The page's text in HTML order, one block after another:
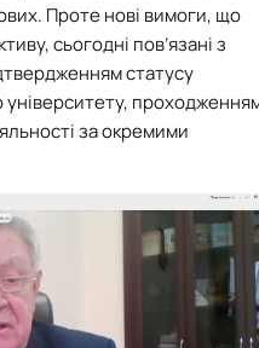
Проте нові вимоги, що
сьогодні пов’язані з
статусу
університету,
за окремими